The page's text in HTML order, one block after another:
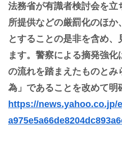
法務省が有識者検討会を立
所提供などの厳罰化のほか
とすることの是非を含め
ます。警察による摘発強
の流れを踏まえたものとみ
為」であることを改めて明
https://news.yahoo.co.jp/